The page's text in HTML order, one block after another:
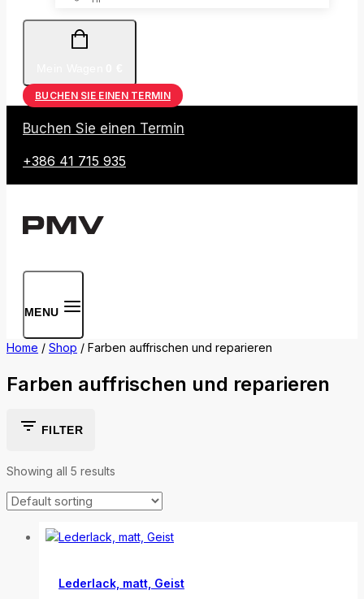
BUCHEN SIE EINEN TERMIN
Buchen Sie einen Termin
+386 41 715 935
MENU
Home / Shop / Farben auffrischen und reparieren
Farben auffrischen und reparieren
FILTER
Showing all 5 results
Lederlack, matt, Geist